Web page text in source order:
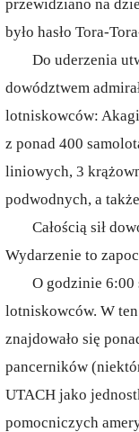
przewidziano na
było hasło Tora-
Do uderzenia
dowództwem
lotniskowców:
z ponad 400
liniowych, 3
podwodnych, a
Całością sił
Wydarzenie to
O godzinie 6:00
lotniskowców. W
znajdowało się
pancerników
UTACH jako
pomocniczych